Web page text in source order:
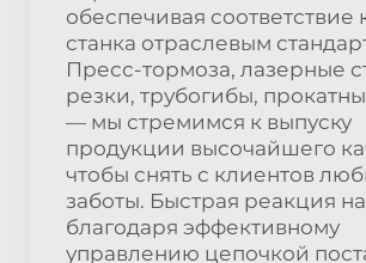
обеспечивая соответствие
станка отраслевым
Пресс-тормоза, лазерные
резки, трубогибы,
— мы стремимся к выпуску
продукции высочайшего
чтобы снять с клиентов
заботы. Быстрая реакция
благодаря эффективному
управлению цепочкой